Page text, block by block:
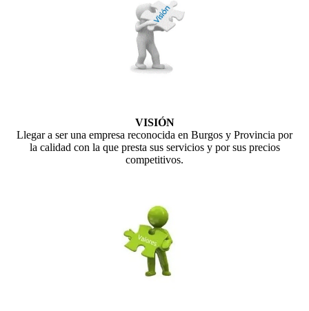
VISIÓN
Llegar a ser una empresa reconocida en Burgos y Provincia por
la calidad con la que presta sus servicios y por sus precios
competitivos.